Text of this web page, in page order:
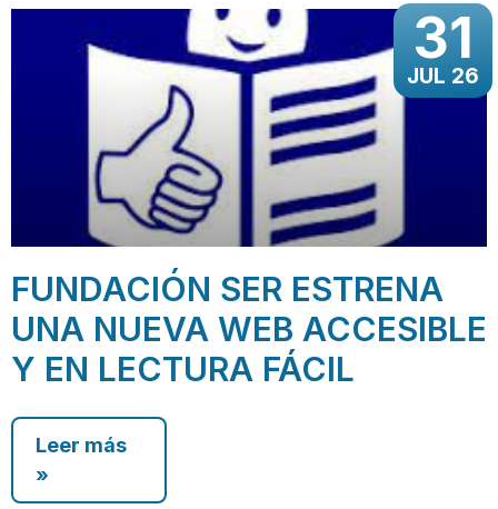
31
JUL 26
FUNDACIÓN SER ESTRENA
UNA NUEVA WEB ACCESIBLE
Y EN LECTURA FÁCIL
Leer más
»